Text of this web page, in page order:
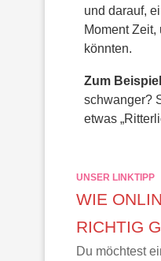
und darauf,
Moment
könnten.
Zum
schwanger?
etwas
UNSER LINKTIPP
WIE
RICHTIG
Du möchtest